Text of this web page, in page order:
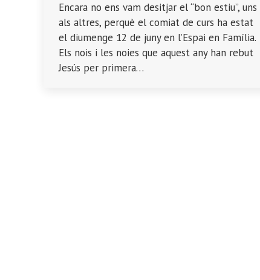
Encara no ens vam desitjar el “bon estiu”, uns
als altres, perquè el comiat de curs ha estat
el diumenge 12 de juny en l’Espai en Família.
Els nois i les noies que aquest any han rebut
Jesús per primera…